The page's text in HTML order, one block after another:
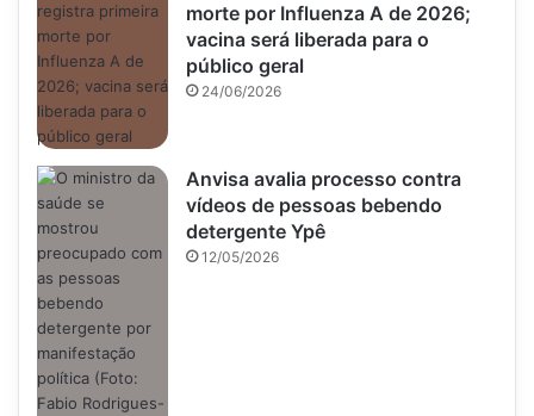
morte por Influenza A de 2026;
vacina será liberada para o
público geral
24/06/2026
Anvisa avalia processo contra
vídeos de pessoas bebendo
detergente Ypê
12/05/2026